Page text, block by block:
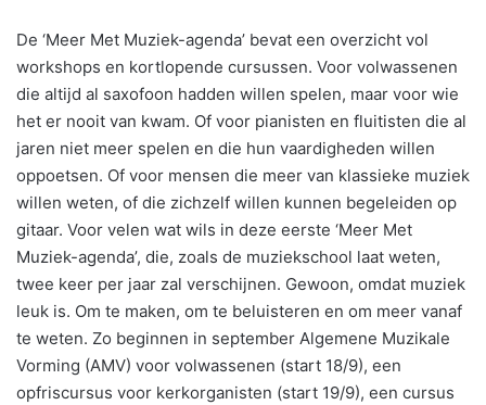
De ‘Meer Met Muziek-agenda’ bevat een overzicht vol
workshops en kortlopende cursussen. Voor volwassenen
die altijd al saxofoon hadden willen spelen, maar voor wie
het er nooit van kwam. Of voor pianisten en fluitisten die al
jaren niet meer spelen en die hun vaardigheden willen
oppoetsen. Of voor mensen die meer van klassieke muziek
willen weten, of die zichzelf willen kunnen begeleiden op
gitaar. Voor velen wat wils in deze eerste ‘Meer Met
Muziek-agenda’, die, zoals de muziekschool laat weten,
twee keer per jaar zal verschijnen. Gewoon, omdat muziek
leuk is. Om te maken, om te beluisteren en om meer vanaf
te weten. Zo beginnen in september Algemene Muzikale
Vorming (AMV) voor volwassenen (start 18/9), een
opfriscursus voor kerkorganisten (start 19/9), een cursus